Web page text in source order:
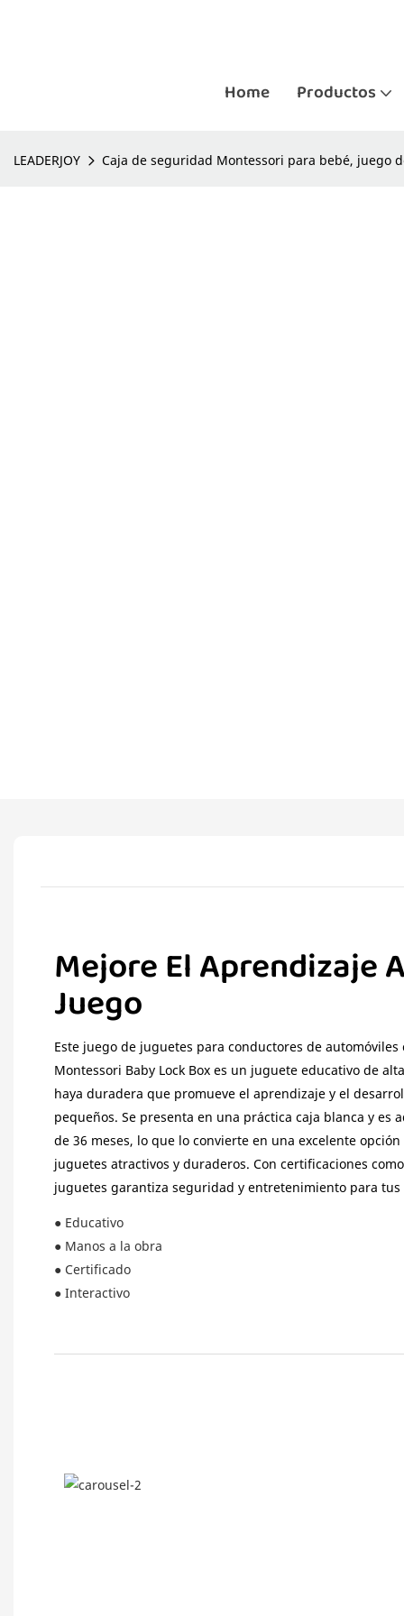
Home Productos
LEADERJOY Caja de seguridad Montessori para bebé, juego
Mejore El Aprendizaje
Juego
Este juego de juguetes para conductores de
Montessori Baby Lock Box es un juguete educativo de
haya duradera que promueve el aprendizaje y el
pequeños. Se presenta en una práctica caja blanca y es
de 36 meses, lo que lo convierte en una excelente
juguetes atractivos y duraderos. Con certificaciones como
juguetes garantiza seguridad y entretenimiento para tus
● Educativo
● Manos a la obra
● Certificado
● Interactivo